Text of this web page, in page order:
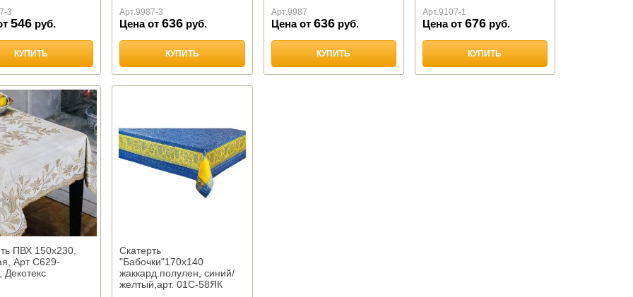
3
546 руб.
КУПИТЬ
Арт.9987-3
Цена от636 руб.
КУПИТЬ
Арт.9987
Цена от 636руб.
КУПИТЬ
Арт.9107-1
Цена от 676руб.
КУПИТЬ
ПВХ 150х230,
Арт С629-
Декотекс
Скатерть
"Бабочки"170х140
жаккард.полулен, синий/
желтый,арт. 01С-58ЯК